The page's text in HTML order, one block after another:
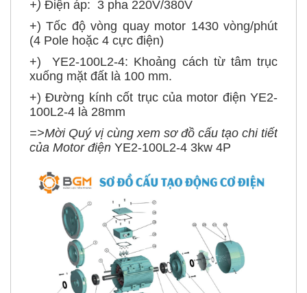
+) Tốc độ vòng quay motor 1430 vòng/phút
(4 Pole hoặc 4 cực điện)
+) YE2-100L2-4: Khoảng cách từ tâm trục
xuống mặt đất là 100 mm.
+) Đường kính cốt trục của motor điện YE2-
100L2-4 là 28mm
=>Mời Quý vị cùng xem sơ đồ cấu tạo chi tiết
của Motor điệnYE2-100L2-4 3kw 4P